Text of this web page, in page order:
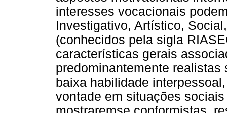
interesses vocacionais
Investigativo, Artístico,
(conhecidos pela sigla
características gerais
predominantemente
baixa habilidade
vontade em situações